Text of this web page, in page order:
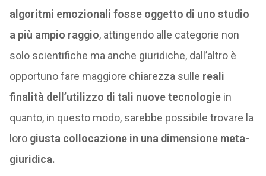
algoritmi emozionali fosse oggetto di uno studio
a più ampio raggio, attingendo alle categorie non
solo scientifiche ma anche giuridiche, dall’altro è
opportuno fare maggiore chiarezza sulle reali
finalità dell’utilizzo di tali nuove tecnologiein
quanto, in questo modo, sarebbe possibile trovare la
loro giusta collocazione in una dimensione meta-
giuridica.